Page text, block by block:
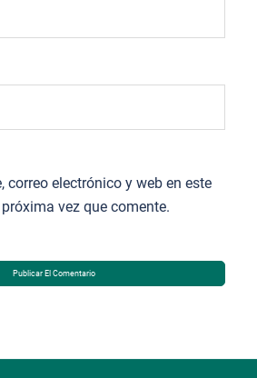
correo electrónico y web en este
vez que comente.